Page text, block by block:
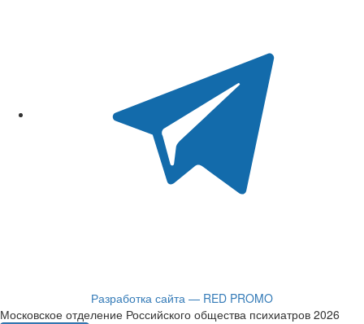
Разработка сайта — RED PROMO
Московское отделение Российского общества психиатров 2026